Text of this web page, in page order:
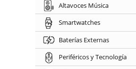
Altavoces Música
Smartwatches
Baterías Externas
Periféricos y Tecnología